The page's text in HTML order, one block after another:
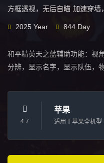
方框透视，无后自瞄 加速穿墙
2025 Year 844 Day
和平精英天之蓝辅助功能：视
分辨，显示名字，显示队伍，
4.7
苹果
适用于苹果全机型